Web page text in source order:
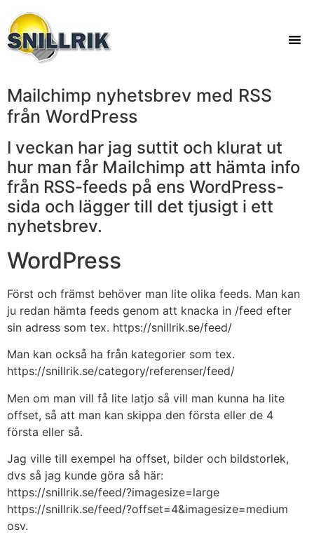
Mailchimp nyhetsbrev med RSS
från WordPress
I veckan har jag suttit och klurat ut
hur man får Mailchimp att hämta info
från RSS-feeds på ens WordPress-
sida och lägger till det tjusigt i ett
nyhetsbrev.
WordPress
Först och främst behöver man lite olika feeds. Man kan
ju redan hämta feeds genom att knacka in /feed efter
sin adress som tex. https://snillrik.se/feed/
Man kan också ha från kategorier som tex.
https://snillrik.se/category/referenser/feed/
Men om man vill få lite latjo så vill man kunna ha lite
offset, så att man kan skippa den första eller de 4
första eller så.
Jag ville till exempel ha offset, bilder och bildstorlek,
dvs så jag kunde göra så här:
https://snillrik.se/feed/?imagesize=large
https://snillrik.se/feed/?offset=4&imagesize=medium
osv.